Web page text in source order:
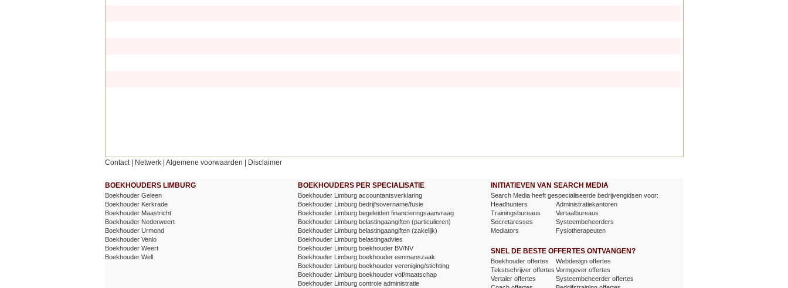
Contact| Netwerk| Algemene voorwaarden Disclaimer
BOEKHOUDERS LIMBURG
Boekhouder Geleen
Boekhouder Kerkrade
Boekhouder Maastricht
Boekhouder Nederweert
Boekhouder Urmond
Boekhouder Venlo
Boekhouder Weert
Boekhouder Well
BOEKHOUDERS PER SPECIALISATIE
Boekhouder Limburg accountantsverklaring
Boekhouder Limburg bedrijfsovername/fusie
Boekhouder Limburg begeleiden financieringsaanvraag
Boekhouder Limburg belastingaangiften (particulieren)
Boekhouder Limburg belastingaangiften (zakelijk)
Boekhouder Limburg belastingadvies
Boekhouder Limburg boekhouder BV/NV
Boekhouder Limburg boekhouder eenmanszaak
Boekhouder Limburg boekhouder vereniging/stichting
Boekhouder Limburg boekhouder vof/maatschap
Boekhouder Limburg controle administratie
INITIATIEVEN VAN SEARCH MEDIA
Search Media heeft gespecialiseerde bedrijvengidsen voor:
Headhunters
Administratiekantoren
Trainingsbureaus
Vertaalbureaus
Secretaresses
Systeembeheerders
Mediators
Fysiotherapeuten
SNEL DE BESTE OFFERTES ONTVANGEN?
Boekhouder offertes
Webdesign offertes
Tekstschrijver offertes Vormgever offertes
Vertaler offertes
Systeembeheerder offertes